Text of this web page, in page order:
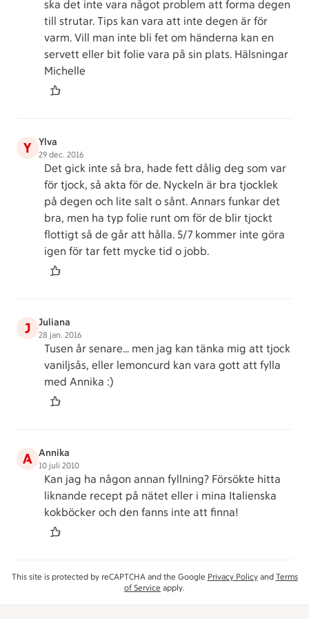
ska det inte vara något problem att forma degen
till strutar. Tips kan vara att inte degen är för
varm. Vill man inte bli fet om händerna kan en
servett eller bit folie vara på sin plats. Hälsningar
Michelle
Y Ylva
29 dec. 2016
Det gick inte så bra, hade fett dålig deg som var
för tjock, så akta för de. Nyckeln är bra tjocklek
på degen och lite salt o sånt. Annars funkar det
bra, men ha typ folie runt om för de blir tjockt
flottigt så de går att hålla. 5/7 kommer inte göra
igen för tar fett mycke tid o jobb.
J Juliana
28 jan. 2016
Tusen år senare... men jag kan tänka mig att tjock
vaniljsås, eller lemoncurd kan vara gott att fylla
med Annika :)
A Annika
10 juli 2010
Kan jag ha någon annan fyllning? Försökte hitta
liknande recept på nätet eller i mina Italienska
kokböcker och den fanns inte att finna!
This site is protected by reCAPTCHA and the Google Privacy Policyand Terms
of Service apply.